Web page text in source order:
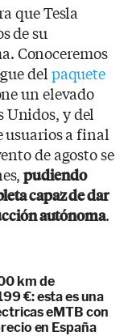
que Tesla
de su
Conoceremos
del paquete
un elevado
Unidos, y del
usuarios a final
de agosto se
pudiendo
capaz de dar
autónoma.
km de
€: esta es una
eMTB con
en España